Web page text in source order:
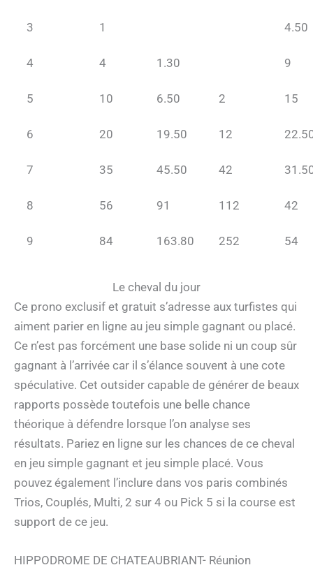
3 1 4.50
4 4 1.30 9
5 10 6.50 2 15
6 20 19.50 12
7 35 45.50 42
8 56 91 112 42
9 84 163.80 252 54
Le cheval du jour
Ce prono exclusif et gratuit s’adresse aux turfistes qui
aiment parier en ligne au jeu simple gagnant ou placé.
Ce n’est pas forcément une base solide ni un coup sûr
gagnant à l’arrivée car il s’élance souvent à une cote
spéculative. Cet outsider capable de générer de beaux
rapports possède toutefois une belle chance
théorique à défendre lorsque l’on analyse ses
résultats. Pariez en ligne sur les chances de ce cheval
en jeu simple gagnant et jeu simple placé. Vous
pouvez également l’inclure dans vos paris combinés
Trios, Couplés, Multi, 2 sur 4 ou Pick 5 si la course est
support de ce jeu.
HIPPODROME DE CHATEAUBRIANT- Réunion